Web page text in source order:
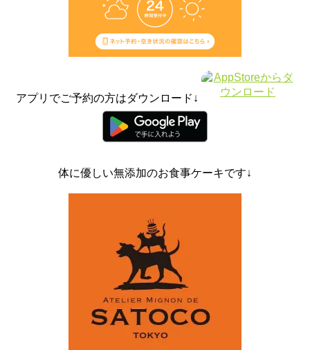
アプリでご予約の方はダウンロード↓
体に優しい無添加のお食事ケーキです↓